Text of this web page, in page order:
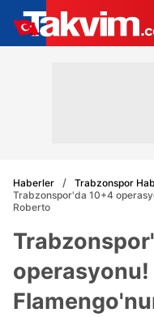
Haberler
Trabzonspor
Trabzonspor'da 10+4
Roberto
operasyonu!